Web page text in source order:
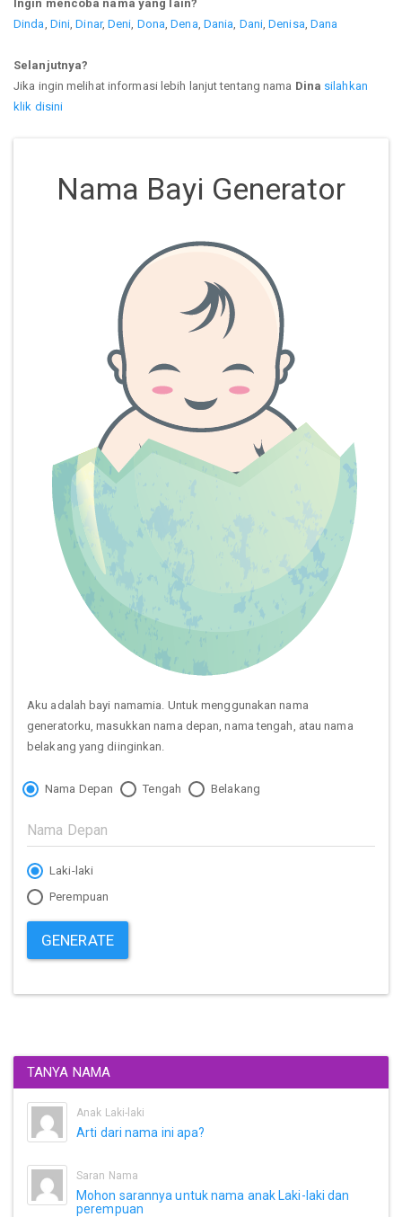
Ingin mencoba nama yang lain?
Dinda Dini ,Dinar,Deni Dona ,Dena Dania Dani,Denisa Dana
Selanjutnya?
Jika ingin melihat informasi lebih lanjut tentang nama Dina silahkan
klik disini
Nama Bayi Generator
Aku adalah bayi namamia. Untuk menggunakan nama
generatorku, masukkan nama depan, nama tengah, atau nama
belakang yang diinginkan.
Nama Depan Tengah Belakang
Laki-laki
Perempuan
GENERATE
TANYA NAMA
Anak Laki-laki
Arti dari nama ini apa?
Saran Nama
Mohon sarannya untuk nama anak Laki-laki dan
perempuan